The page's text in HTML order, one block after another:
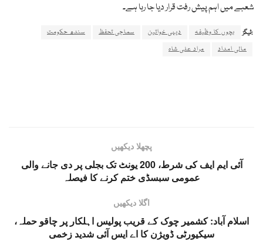
شعبے میں اہم پیش رفت قرار دیا جا رہا ہے۔
ٹیگز: بچوں کا وظیفہ دیہی خواتین سماجی تحفظ
سندھ حکومت
مالی امداد
مراد علی شاہ
پچھلا دیکھیں
آئی ایم ایف کی شرط، 200 یونٹ تک بجلی پر دی جانے والی
عمومی سبسڈی ختم کرنے کا فیصلہ
اگلا دیکھیں
اسلام آباد: کشمیر چوک کے قریب پولیس اہلکار پر چاقو حملہ،
سیکیورٹی ڈویژن کا اے ایس آئی شدید زخمی